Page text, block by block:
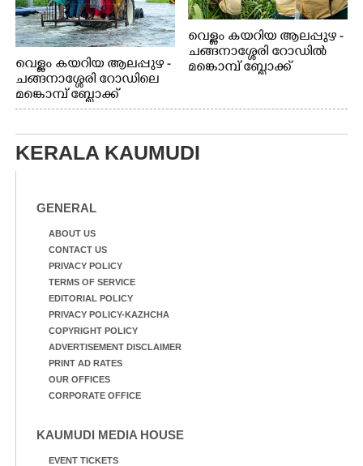
വെള്ളം കയറിയ ആലപ്പുഴ -
ചങ്ങനാശ്ശേരി റോഡിലെ
മങ്കൊമ്പ് ബ്ലോക്ക്
ജംഗ്ഷനിലെ
വെള്ളം കയറിയ ആലപ്പുഴ -
ചങ്ങനാശ്ശേരി റോഡിൽ
മങ്കൊമ്പ് ബ്ലോക്ക്
കുറ്റിക്കാട്ടിൽ വെള്ളത്തിൽ
പൂച്ചക്കുഞ്ഞിനെ കാൽനട
യാത്രികൻ രക്ഷപെടുത്തി
KERALA KAUMUDI
GENERAL
ABOUT US
CONTACT US
PRIVACY POLICY
TERMS OF SERVICE
EDITORIAL POLICY
PRIVACY POLICY-KAZHCHA
COPYRIGHT POLICY
ADVERTISEMENT DISCLAIMER
PRINT AD RATES
OUR OFFICES
CORPORATE OFFICE
KAUMUDI MEDIA HOUSE
EVENT TICKETS